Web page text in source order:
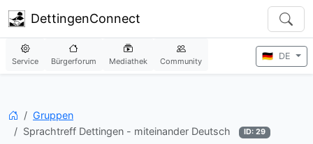
DettingenConnect
Service Bürgerforum Mediathek Community
🇩🇪 DE
Startseite
Gruppen
Sprachtreff Dettingen - miteinander Deutsch
ID: 29